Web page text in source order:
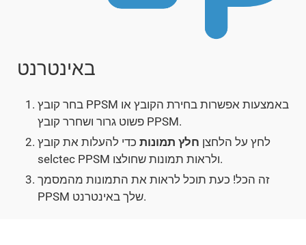
באינטרנט
בחר קובץ PPSM באמצעות אפשרות בחירת הקובץ או
פשוט גרור ושחרר קובץ PPSM.
לחץ על הלחצן חלץ תמונות כדי להעלות את קובץ
selctec PPSM ולראות תמונות שחולצו.
זה הכל! כעת תוכל לראות את התמונות מהמסמך
PPSM שלך באינטרנט.